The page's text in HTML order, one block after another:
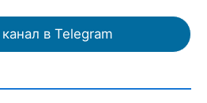
в Telegram